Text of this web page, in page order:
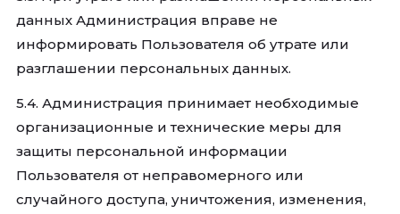
данных Администрация вправе не
информировать Пользователя об утрате или
разглашении персональных данных.
5.4. Администрация принимает необходимые
организационные и технические меры для
защиты персональной информации
Пользователя от неправомерного или
случайного доступа, уничтожения, изменения,